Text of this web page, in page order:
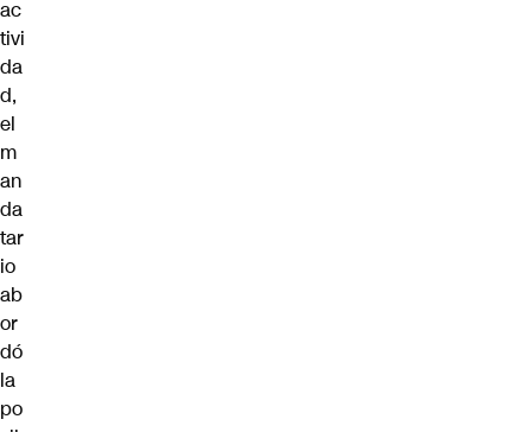
ac
tivi
da
d,
el
m
an
da
tar
io
ab
or
dó
la
po